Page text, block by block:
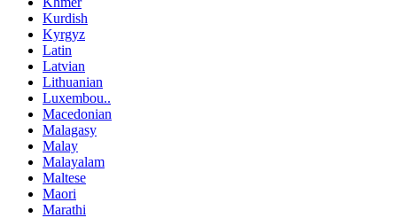
Kurdish
Kyrgyz
Latin
Latvian
Lithuanian
Luxembou..
Macedonian
Malagasy
Malay
Malayalam
Maltese
Maori
Marathi